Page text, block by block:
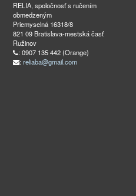
RELIA, spoločnosť s ručením
obmedzeným
Priemyselná 16318/8
821 09 Bratislava-mestská časť
Ružinov
: 0907 135 442 (Orange)
: reliaba@gmail.com